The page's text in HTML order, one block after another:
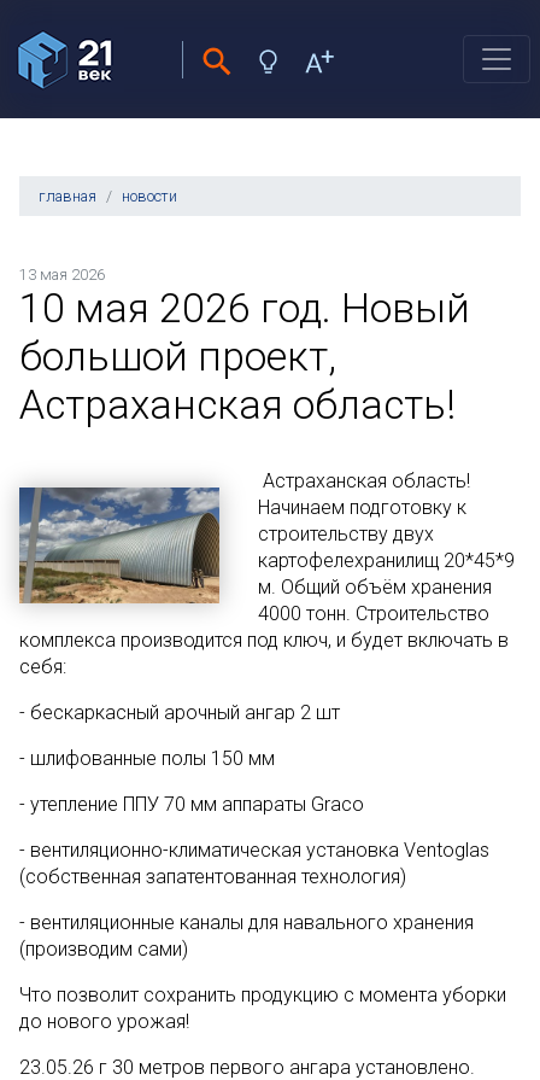
главная новости
13 мая 2026
10 мая 2026 год. Новый
большой проект,
Астраханская область!
Астраханская область!
Начинаем подготовку к
строительству двух
картофелехранилищ 20*45*9
м. Общий объём хранения
4000 тонн. Строительство
комплекса производится под ключ, и будет включать в
себя:
- бескаркасный арочный ангар 2 шт
- шлифованные полы 150 мм
- утепление ППУ 70 мм аппараты Graco
- вентиляционно-климатическая установка Ventoglas
(собственная запатентованная технология)
- вентиляционные каналы для навального хранения
(производим сами)
Что позволит сохранить продукцию с момента уборки
до нового урожая!
23.05.26 г 30 метров первого ангара установлено.